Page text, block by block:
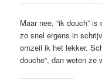
Maar nee, “ik douch”
zo snel ergens in
omzeil ik het lekker.
douche”, dan weten ze